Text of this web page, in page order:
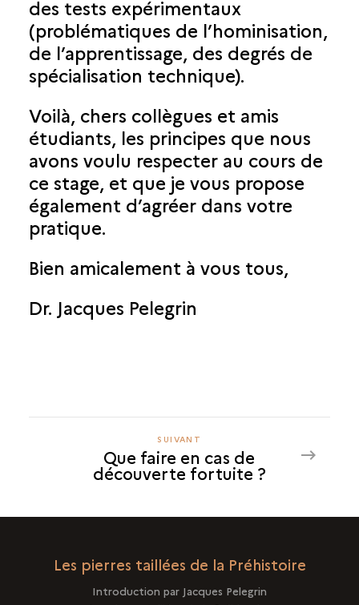
des tests expérimentaux
(problématiques de l’hominisation,
de l’apprentissage, des degrés de
spécialisation technique).
Voilà, chers collègues et amis
étudiants, les principes que nous
avons voulu respecter au cours de
ce stage, et que je vous propose
également d’agréer dans votre
pratique.
Bien amicalement à vous tous,
Dr. Jacques Pelegrin
SUIVANT
QUE
FAIRE
CAS
FORTUITE
?
SUIVANT
Que faire en cas de
découverte fortuite ?
Les pierres taillées de la Préhistoire
Introduction par Jacques Pelegrin